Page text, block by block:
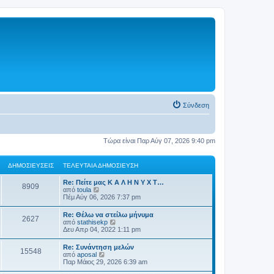
Σύνδεση
Τώρα είναι Παρ Αύγ 07, 2026 9:40 pm
ΔΗΜΟΣΙΕΎΣΕΙΣ ΤΕΛΕΥΤΑΊΑ ΔΗΜΟΣΊΕΥΣΗ
8909
Re: Πείτε μας Κ Α Λ Η Ν Υ Χ Τ…
από toula
ρ
ο
λ
ή
τ
η
ς
τ
ε
Πέμ Αύγ 06, 2026 7:37 pm
2627
Re: Θέλω να στείλω μήνυμα
από stathisekp
ρ
ο
λ
ή
τ
Δευ Απρ 04, 2022 1:11 pm
15548
Re: Συνάντηση μελών
από aposal
ρ
Παρ Μάιος 29, 2026 6:39 am